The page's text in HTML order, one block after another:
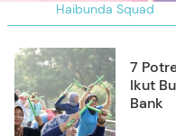
Haibunda Squad
7
Ikut
Bank